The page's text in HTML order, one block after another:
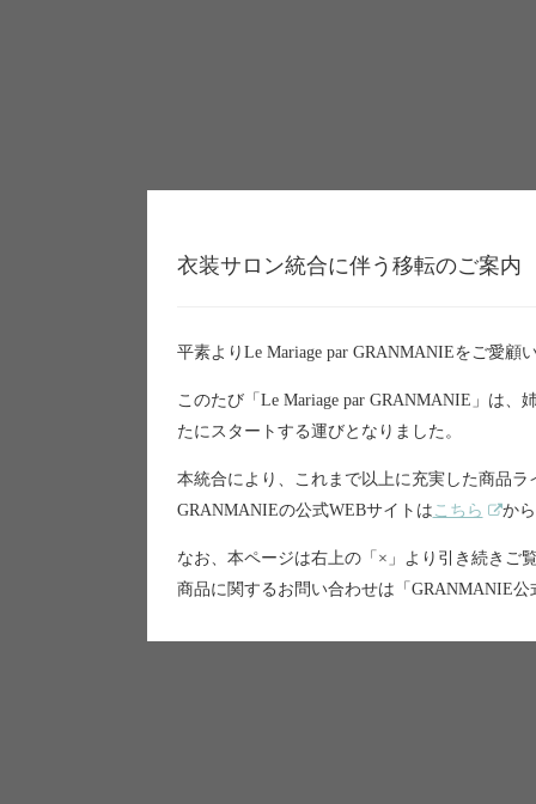
衣装サロン統合に伴う移転のご案内
平素よりLe Mariage par GRANMANIEをご愛顧
このたび「Le Mariage par GRANMANIE」は
たにスタートする運びとなりました。
本統合により、これまで以上に充実した商品
GRANMANIEの公式WEBサイトは こちら か
なお、本ページは右上の「×」より引き続きご
商品に関するお問い合わせは「GRANMANIE